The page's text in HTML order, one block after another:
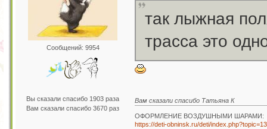
Сообщений: 9954
Вы сказали спасибо 1903 раза
Вам сказали спасибо 3670 раз
так лыжная
трасса это
Вам сказали спасибо Татьяна К
ОФОРМЛЕНИЕ ВОЗДУШНЫМИ ШАРАМИ:
https://deti-obninsk.ru/deti/